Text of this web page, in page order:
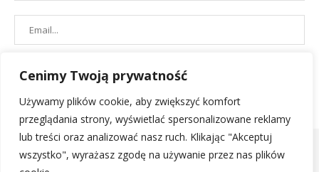
Cenimy Twoją prywatność
Używamy plików cookie, aby zwiększyć komfort
przeglądania strony, wyświetlać spersonalizowane reklamy
lub treści oraz analizować nasz ruch. Klikając "Akceptuj
wszystko", wyrażasz zgodę na używanie przez nas plików